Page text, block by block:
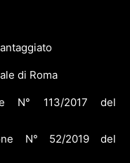
di Roma
N° 113/2017 del
N° 52/2019 del